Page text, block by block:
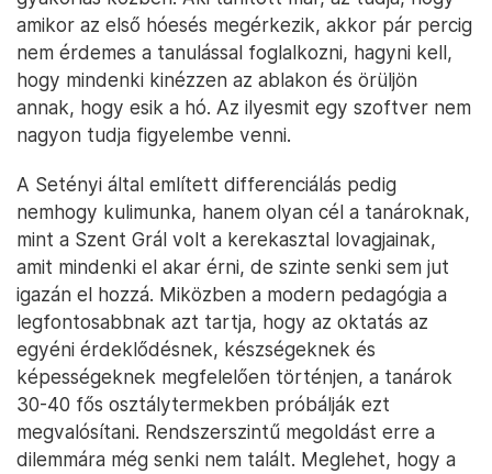
amikor az első hóesés megérkezik, akkor pár percig
nem érdemes a tanulással foglalkozni, hagyni kell,
hogy mindenki kinézzen az ablakon és örüljön
annak, hogy esik a hó. Az ilyesmit egy szoftver nem
nagyon tudja figyelembe venni.
A Setényi által említett differenciálás pedig
nemhogy kulimunka, hanem olyan cél a tanároknak,
mint a Szent Grál volt a kerekasztal lovagjainak,
amit mindenki el akar érni, de szinte senki sem jut
igazán el hozzá. Miközben a modern pedagógia a
legfontosabbnak azt tartja, hogy az oktatás az
egyéni érdeklődésnek, készségeknek és
képességeknek megfelelően történjen, a tanárok
30-40 fős osztálytermekben próbálják ezt
megvalósítani. Rendszerszintű megoldást erre a
dilemmára még senki nem talált. Meglehet, hogy a